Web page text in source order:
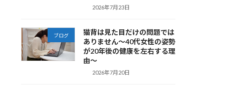
2026年7月23日
ブログ
猫背は見た目だけの問題では
ありません～40代女性の姿勢
が20年後の健康を左右する理
由～
2026年7月20日